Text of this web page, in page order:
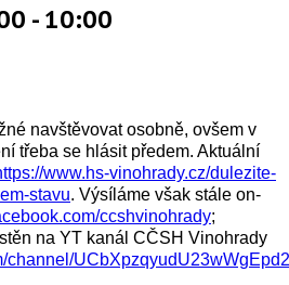
-10:00
navštěvovat osobně, ovšem v
třeba se hlásit předem. Aktuální
www.hs-vinohrady.cz/dulezite-
stavu. Výsíláme však stále on-
ccshvinohrady;
na YT kanál CČSH Vinohrady
channel/